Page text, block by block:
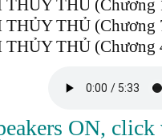
THỦ (Chương
THỦ (Chương
THỦ (Chương
ON, click